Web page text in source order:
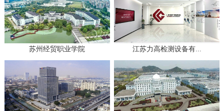
苏州经贸职业学院 江苏力高检测设备有...